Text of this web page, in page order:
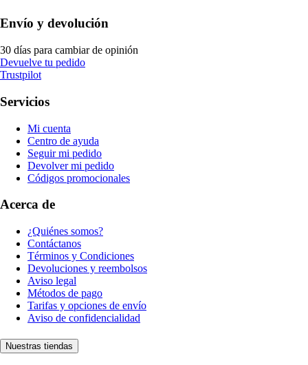
Envío y devolución
30 días para cambiar de opinión
Devuelve tu pedido
Trustpilot
Servicios
Mi cuenta
Centro de ayuda
Seguir mi pedido
Devolver mi pedido
Códigos promocionales
Acerca de
¿Quiénes somos?
Contáctanos
Términos y Condiciones
Devoluciones y reembolsos
Aviso legal
Métodos de pago
Tarifas y opciones de envío
Aviso de confidencialidad
Nuestras tiendas